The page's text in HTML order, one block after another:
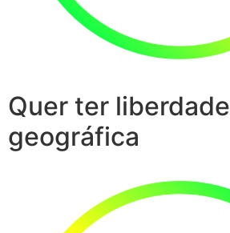
Quer ter liberdade
geográfica